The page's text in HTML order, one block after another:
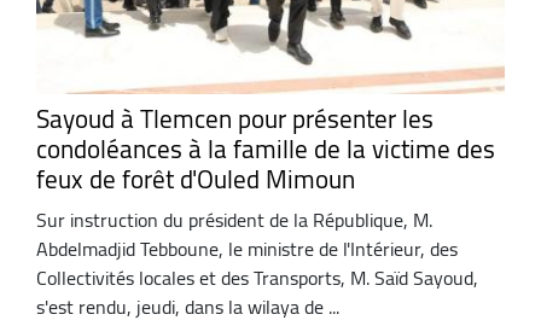
Sayoud à Tlemcen pour présenter les
condoléances à la famille de la victime des
feux de forêt d'Ouled Mimoun
Sur instruction du président de la République, M.
Abdelmadjid Tebboune, le ministre de l'Intérieur, des
Collectivités locales et des Transports, M. Saïd Sayoud,
s'est rendu, jeudi, dans la wilaya de ...